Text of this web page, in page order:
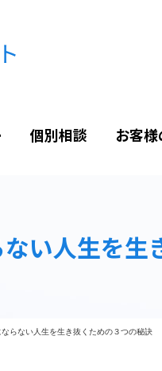
個別相談 お客様
い人生を生
ならない人生を生き抜くための３つの秘訣